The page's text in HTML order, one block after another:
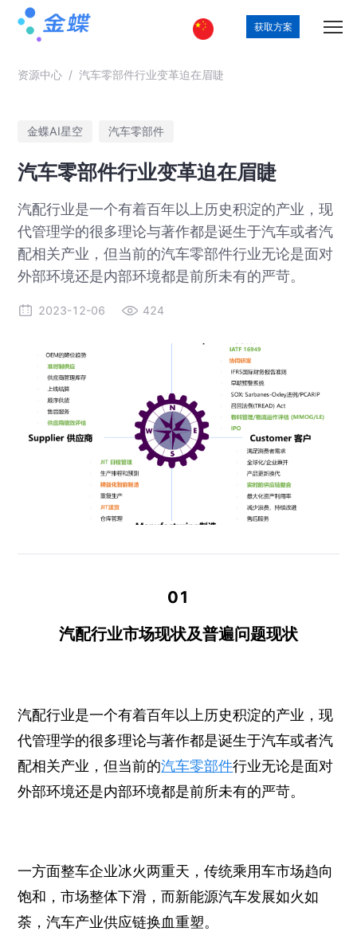
获取方案
资源中心 / 汽车零部件行业变革迫在眉睫
金蝶AI星空 汽车零部件
汽车零部件行业变革迫在眉睫
汽配行业是一个有着百年以上历史积淀的产业，现
代管理学的很多理论与著作都是诞生于汽车或者汽
配相关产业，但当前的汽车零部件行业无论是面对
外部环境还是内部环境都是前所未有的严苛。
2023-12-06 424
01
汽配行业市场现状及普遍问题现状
汽配行业是一个有着百年以上历史积淀的产业，现
代管理学的很多理论与著作都是诞生于汽车或者汽
配相关产业，但当前的汽车零部件行业无论是面对
外部环境还是内部环境都是前所未有的严苛。
一方面整车企业冰火两重天，传统乘用车市场趋向
饱和，市场整体下滑，而新能源汽车发展如火如
荼，汽车产业供应链换血重塑。